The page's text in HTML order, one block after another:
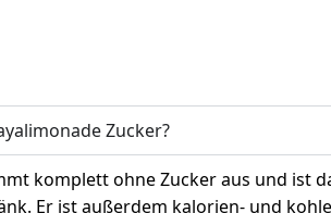
Zucker?
komplett ohne Zucker aus und ist
Er ist außerdem kalorien- und